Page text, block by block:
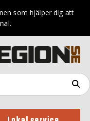
som hjälper dig att